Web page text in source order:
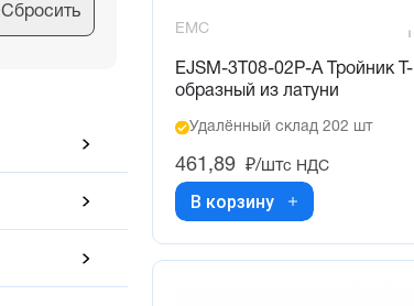
Сбросить
EMC
EJSM-3T08-02P-A Тройник Т-
образный из латуни
Удалённый склад 202 шт
461,89 ₽/штс НДС
В корзину